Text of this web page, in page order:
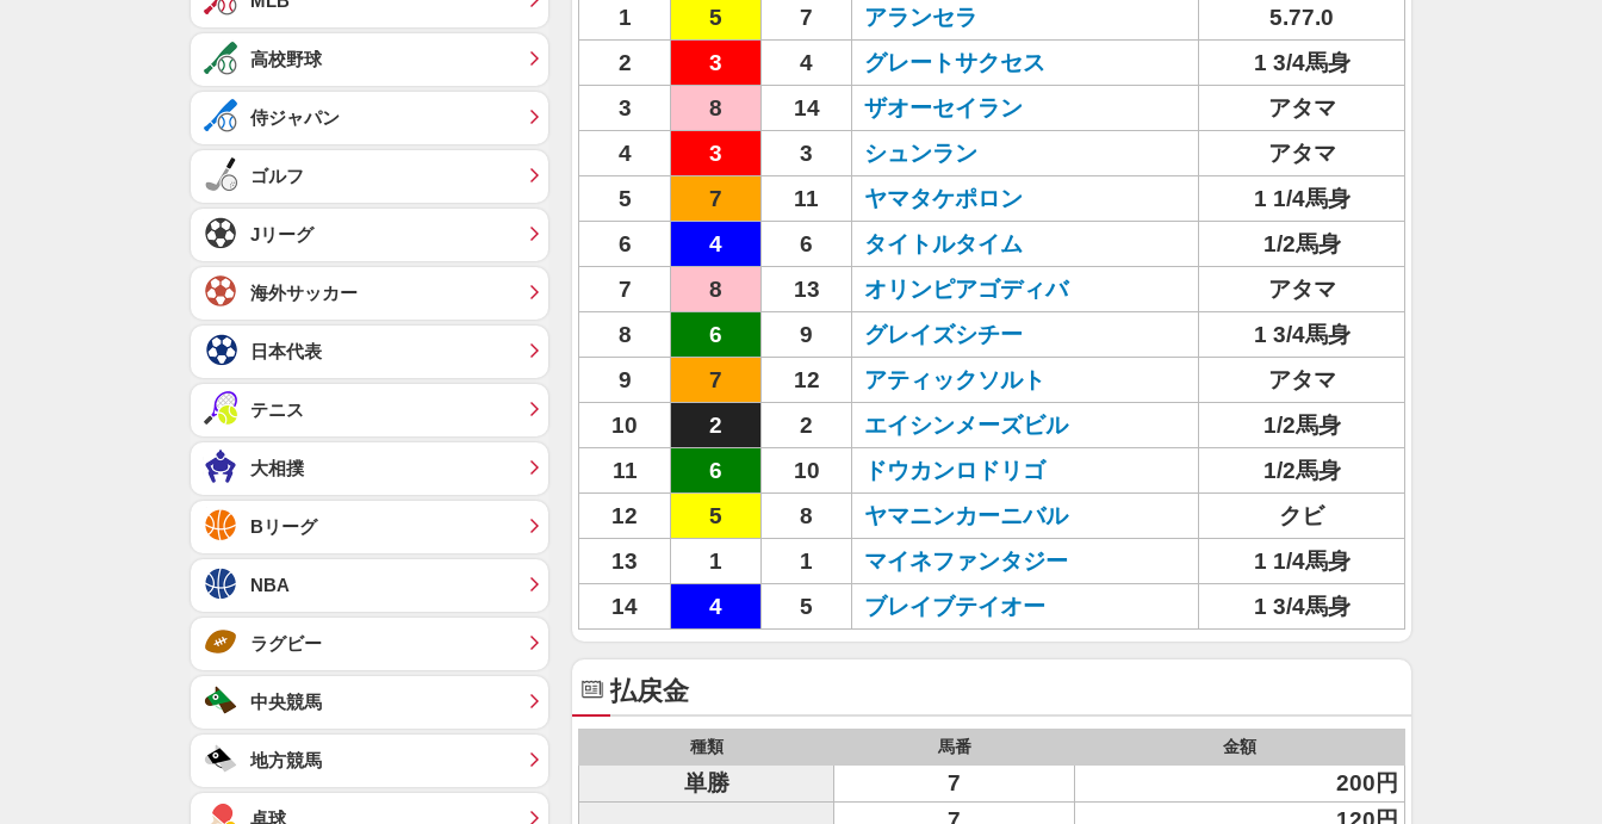
1 5 7 アランセラ
5.77.0
2
3 4 グレートサクセス
1 3/4馬身
3
8 14 ザオーセイラン
アタマ
4
3 3 シュンラン
アタマ
5
7 11 ヤマタケポロン
1 1/4馬身
6
4 6 タイトルタイム
1/2馬身
7
8 13 オリンピアゴディバ
アタマ
8
6 9 グレイズシチー
1 3/4馬身
9
7 12 アティックソルト
アタマ
10
2 2 エイシンメーズビル
1/2馬身
11
6 10 ドウカンロドリゴ
1/2馬身
12
5 8 ヤマニンカーニバル
クビ
13
1 1 マイネファンタジー
1 1/4馬身
14
4 5 ブレイブテイオー 1 3/4馬身
払戻金
種類 馬番 金額
単勝 7 200円
高校野球
侍ジャパン
ゴルフ
Jリーグ
海外サッカー
日本代表
テニス
大相撲
Bリーグ
NBA
ラグビー
中央競馬
地方競馬
卓球